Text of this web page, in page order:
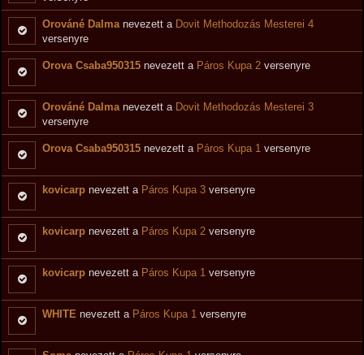
Orováné Dalma nevezett a Dovit Methodozás Mesterei 4
versenyre
Orova Csaba950315 nevezett a Páros Kupa 2 versenyre
Orováné Dalma nevezett a Dovit Methodozás Mesterei 3
versenyre
Orova Csaba950315 nevezett a Páros Kupa 1 versenyre
kovicarp nevezett a Páros Kupa 3 versenyre
kovicarp nevezett a Páros Kupa 2 versenyre
kovicarp nevezett a Páros Kupa 1 versenyre
WHITE nevezett a Páros Kupa 1 versenyre